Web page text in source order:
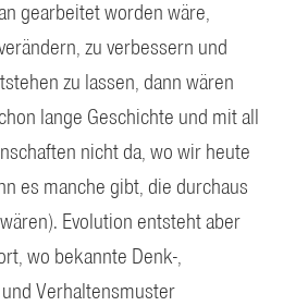
gearbeitet worden wäre,
zu verbessern und
zu lassen, dann wären
lange Geschichte und mit all
nicht da, wo wir heute
es manche gibt, die durchaus
Evolution entsteht aber
wo bekannte Denk-,
Verhaltensmuster